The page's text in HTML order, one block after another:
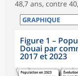
48,7 ans, contre
Figure 1 –
Douai par
2017 et 2023